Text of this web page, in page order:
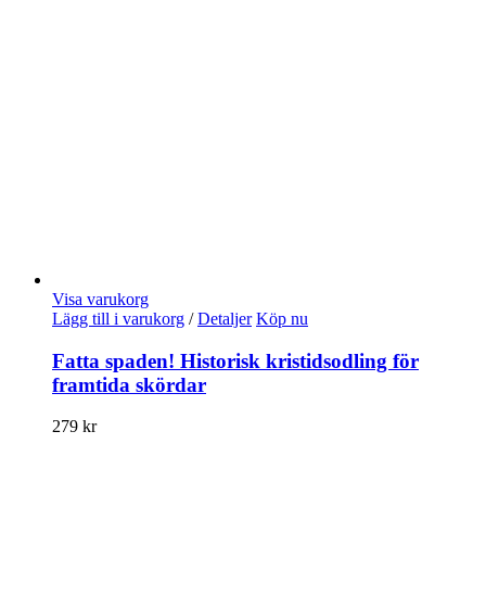
Visa varukorg
Lägg till i varukorg / Detaljer Köp nu
Fatta spaden! Historisk kristidsodling för
framtida skördar
279 kr